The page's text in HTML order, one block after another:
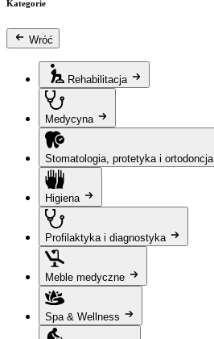
Kategorie
Wróć
Rehabilitacja
Medycyna
Stomatologia, protetyka i ortodoncja
Higiena
Profilaktyka i diagnostyka
Meble medyczne
Spa & Wellness